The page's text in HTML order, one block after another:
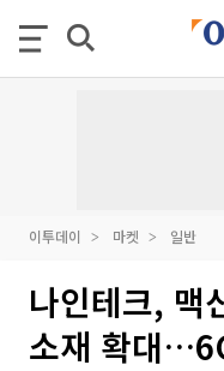
이투데이 마켓 일반
나인테크, 맥
소재 확대